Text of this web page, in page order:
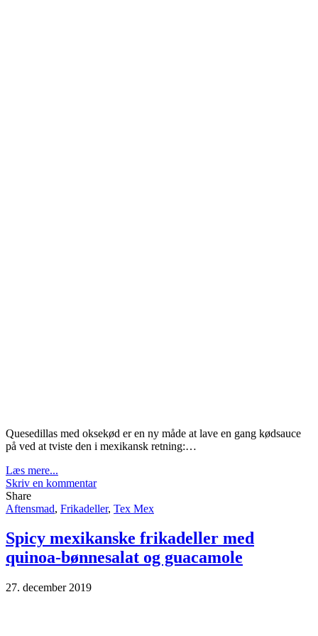
Quesedillas med oksekød er en ny måde at lave en gang kødsauce
på ved at tviste den i mexikansk retning:…
Læs mere...
Skriv en kommentar
Share
Aftensmad, Frikadeller, Tex Mex
Spicy mexikanske frikadeller med
quinoa-bønnesalat og guacamole
27. december 2019